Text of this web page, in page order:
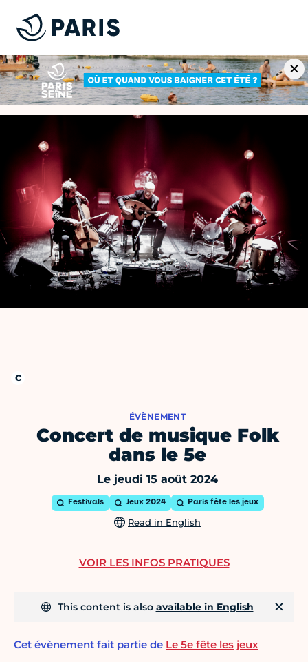
ÉVÈNEMENT
Concert de musique Folk
dans le 5e
Le jeudi 15 août 2024
Festivals Jeux 2024 Paris fête les jeux
Read in English
This content is also available in English
Cet évènement fait partie de Le 5e fête les jeux
VOIR LES INFOS PRATIQUES